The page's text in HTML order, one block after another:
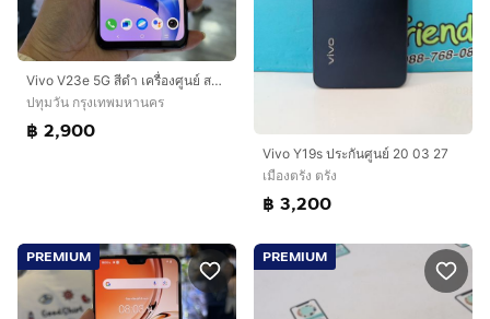
Vivo V23e 5G สีดำ เครื่องศูนย์ สภาพสวยมากๆ จอ6.44นิ้ว แรม8รอม128 Dimensity810 กล้อง50ล้าน(3ตัว)🔥🔥
ปทุมวัน กรุงเทพมหานคร
฿ 2,900
Vivo Y19s ประกันศูนย์ 20 03 27
เมืองตรัง ตรัง
฿ 3,200
PREMIUM PREMIUM